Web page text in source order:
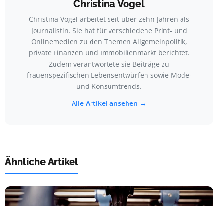
Christina Vogel
Christina Vogel arbeitet seit über zehn Jahren als
Journalistin. Sie hat für verschiedene Print- und
Onlinemedien zu den Themen Allgemeinpolitik,
private Finanzen und Immobilienmarkt berichtet.
Zudem verantwortete sie Beiträge zu
frauenspezifischen Lebensentwürfen sowie Mode-
und Konsumtrends.
Alle Artikel ansehen →
Ähnliche Artikel